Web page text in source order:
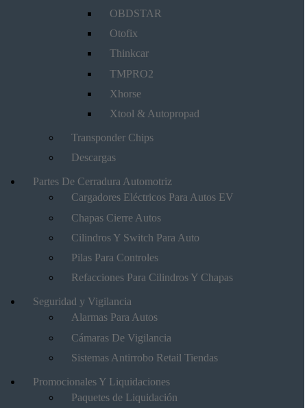
OBDSTAR
Otofix
Thinkcar
TMPRO2
Xhorse
Xtool & Autopropad
Transponder Chips
Descargas
Partes De Cerradura Automotriz
Cargadores Eléctricos Para Autos EV
Chapas Cierre Autos
Cilindros Y Switch Para Auto
Pilas Para Controles
Refacciones Para Cilindros Y Chapas
Seguridad y Vigilancia
Alarmas Para Autos
Cámaras De Vigilancia
Sistemas Antirrobo Retail Tiendas
Promocionales Y Liquidaciones
Paquetes de Liquidación